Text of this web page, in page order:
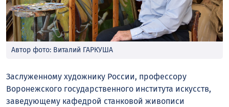
Автор фото: Виталий ГАРКУША
Заслуженному художнику России, профессору
Воронежского государственного института искусств,
заведующему кафедрой станковой живописи